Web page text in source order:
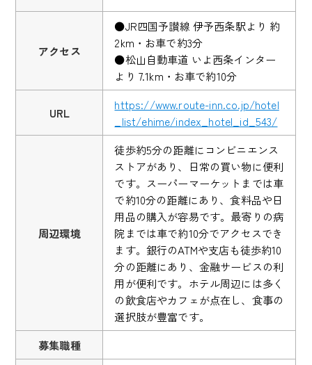
アクセス
●JR四国予讃線 伊予西条駅より 約
2km・お車で約3分
●松山自動車道 いよ西条インター
より 7.1km・お車で約10分
URL
https://www.route-inn.co.jp/hotel
_list/ehime/index_hotel_id_543/
周辺環境
徒歩約5分の距離にコンビニエンス
ストアがあり、日常の買い物に便利
です。スーパーマーケットまでは車
で約10分の距離にあり、食料品や日
用品の購入が容易です。最寄りの病
院までは車で約10分でアクセスでき
ます。銀行のATMや支店も徒歩約10
分の距離にあり、金融サービスの利
用が便利です。ホテル周辺には多く
の飲食店やカフェが点在し、食事の
選択肢が豊富です。
募集職種